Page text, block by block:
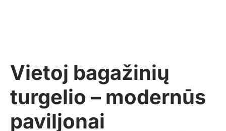
Vietoj bagažinių
turgelio – modernūs
paviljonai